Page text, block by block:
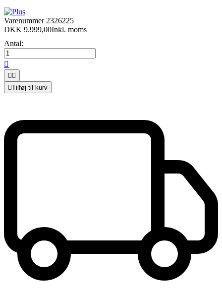
Varenummer 2326225
DKK 9.999,00Inkl. moms
Antal:

 
Tilføj til kurv